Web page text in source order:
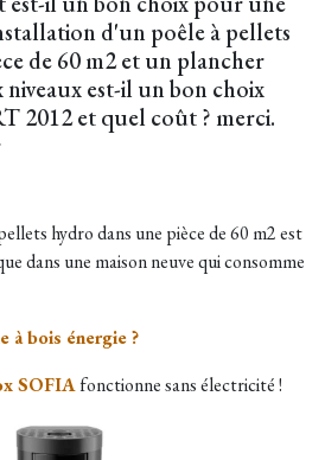
d'un poêle à pellets
de 60 m2 et un plancher
est-il un bon choix
2012 et quel coût ? merci.
hydro dans une pièce de 60 m2 est
dans une maison neuve qui consomme
à bois énergie ?
SOFIAfonctionne sans électricité !